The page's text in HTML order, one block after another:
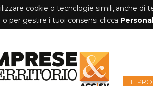
IL
cookie o tecnologie simili, anche di
o per gestire i tuoi consensi clicca